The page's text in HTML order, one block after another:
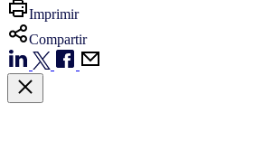
Imprimir
Compartir